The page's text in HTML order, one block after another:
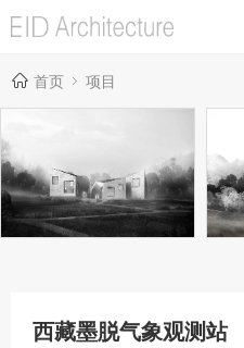
首页 项目
西藏墨脱气象观测站